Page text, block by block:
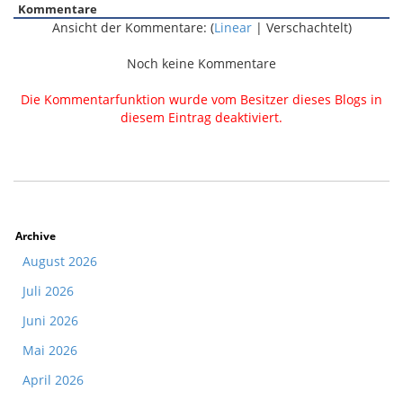
Kommentare
Ansicht der Kommentare: (Linear| Verschachtelt)
Noch keine Kommentare
Die Kommentarfunktion wurde vom Besitzer dieses Blogs in
diesem Eintrag deaktiviert.
Archive
August 2026
Juli 2026
Juni 2026
Mai 2026
April 2026